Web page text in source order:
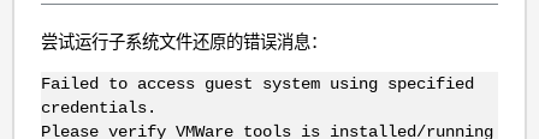
尝试运行子系统文件还原的错误消息：
Failed to access guest system using specified
credentials.
Please verify VMWare tools is installed/running